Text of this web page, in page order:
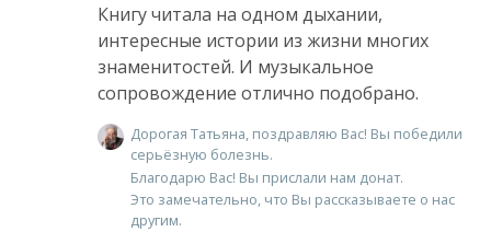
Книгу читала на одном дыхании,
интересные истории из жизни многих
знаменитостей. И музыкальное
сопровождение отлично подобрано.
Дорогая Татьяна, поздравляю Вас! Вы победили
серьёзную болезнь.
Благодарю Вас! Вы прислали нам донат.
Это замечательно, что Вы рассказываете о нас
другим.